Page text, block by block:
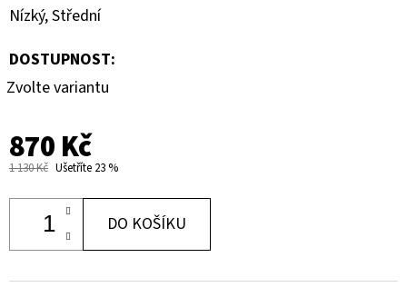
Nízký,Střední
DOSTUPNOST:
Zvolte variantu
870 Kč
1 130 Kč Ušetříte 23 %
DO KOŠÍKU